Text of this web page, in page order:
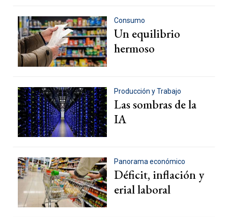
Consumo
Un equilibrio
hermoso
Producción y Trabajo
Las sombras de la
IA
Panorama económico
Déficit, inflación y
erial laboral